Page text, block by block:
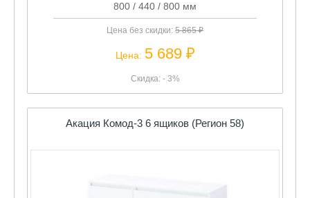
800 / 440 / 800 мм
Цена без скидки: 5 865 ₽
Цена: 5 689 ₽
Скидка: - 3%
Акация Комод-3 6 ящиков (Регион 58)